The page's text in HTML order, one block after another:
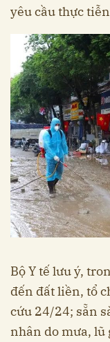
yêu cầu thực
Bộ Y tế lưu ý,
đến đất liền, tổ
cứu 24/24; sẵn
nhân do mưa, lũ